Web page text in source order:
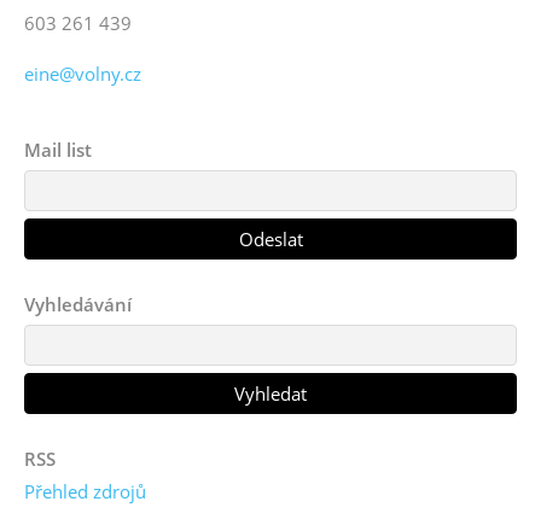
603 261 439
eine@volny.cz
Mail list
Vyhledávání
RSS
Přehled zdrojů